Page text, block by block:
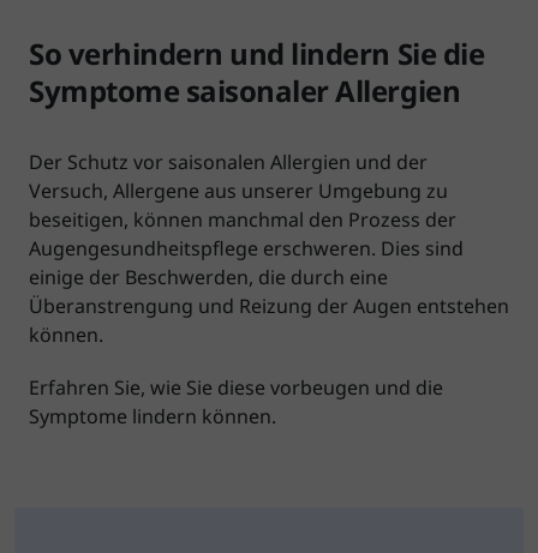
So verhindern und lindern Sie die
Symptome saisonaler Allergien
Der Schutz vor saisonalen Allergien und der
Versuch, Allergene aus unserer Umgebung zu
beseitigen, können manchmal den Prozess der
Augengesundheitspflege erschweren. Dies sind
einige der Beschwerden, die durch eine
Überanstrengung und Reizung der Augen entstehen
können.
Erfahren Sie, wie Sie diese vorbeugen und die
Symptome lindern können.